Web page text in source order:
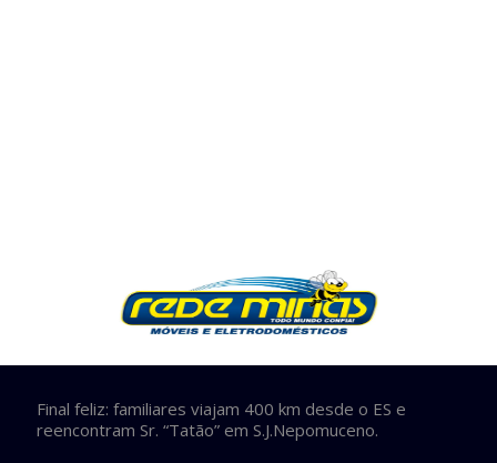
Final feliz: familiares viajam 400 km desde o ES e
reencontram Sr. “Tatão” em S.J.Nepomuceno.